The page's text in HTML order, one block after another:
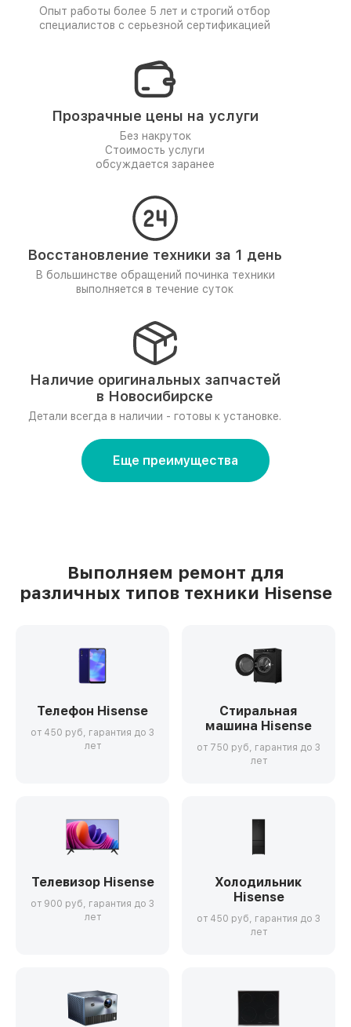
Опыт работы более 5 лет и строгий отбор
специалистов с серьезной сертификацией
Прозрачные цены на услуги
Без накруток
Стоимость услуги
обсуждается заранее
Восстановление техники за 1 день
В большинстве обращений починка техники
выполняется в течение суток
Наличие оригинальных запчастей
в Новосибирске
Детали всегда в наличии - готовы к установке.
Еще преимущества
Выполняем ремонт для
различных типов техники Hisense
Телефон Hisense
от 450 руб, гарантия до 3
лет
Стиральная
машина Hisense
от 750 руб, гарантия до 3
лет
Телевизор Hisense
от 900 руб, гарантия до 3
лет
Холодильник
Hisense
от 450 руб, гарантия до 3
лет